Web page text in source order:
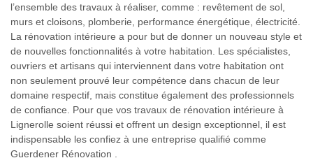
l’ensemble des travaux à réaliser, comme : revêtement de sol,
murs et cloisons, plomberie, performance énergétique, électricité.
La rénovation intérieure a pour but de donner un nouveau style et
de nouvelles fonctionnalités à votre habitation. Les spécialistes,
ouvriers et artisans qui interviennent dans votre habitation ont
non seulement prouvé leur compétence dans chacun de leur
domaine respectif, mais constitue également des professionnels
de confiance. Pour que vos travaux de rénovation intérieure à
Lignerolle soient réussi et offrent un design exceptionnel, il est
indispensable les confiez à une entreprise qualifié comme
Guerdener Rénovation .